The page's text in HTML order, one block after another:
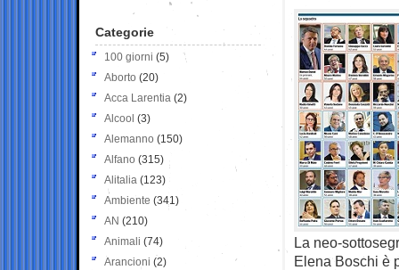
La neo-
Elena Boschi è
Categorie
100 giorni (5)
Aborto (20)
Acca Larentia (2)
Alcool (3)
Alemanno (150)
Alfano (315)
Alitalia (123)
Ambiente (341)
AN (210)
Animali (74)
Arancioni (2)